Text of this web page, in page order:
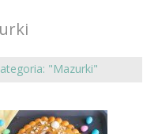
"Mazurki"